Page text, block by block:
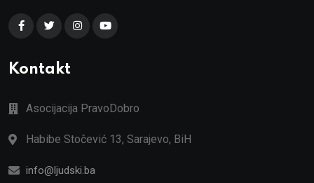
Kontakt
Asocijacija PravoDobro
Habibe Stočević 13, Sarajevo, BiH
info@ljudski.ba